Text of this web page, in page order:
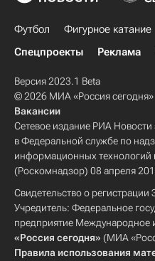
Футбол Фигурное катание
Спецпроекты
Реклама
Версия 2023.1 Beta
© 2026 МИА «Россия сегодня»
Вакансии
Сетевое издание РИА Новости
в Федеральной службе по
информационных
(Роскомнадзор) 08 апреля
Свидетельство о
Учредитель: Федеральное
предприятие Международное
«Россия сегодня» (МИА
Правила использования